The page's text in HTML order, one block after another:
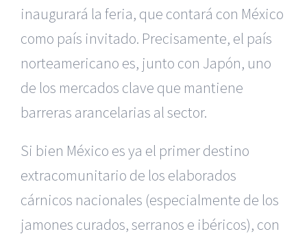
inaugurará la feria, que contará con México
como país invitado. Precisamente, el país
norteamericano es, junto con Japón, uno
de los mercados clave que mantiene
barreras arancelarias al sector.
Si bien México es ya el primer destino
extracomunitario de los elaborados
cárnicos nacionales (especialmente de los
jamones curados, serranos e ibéricos), con